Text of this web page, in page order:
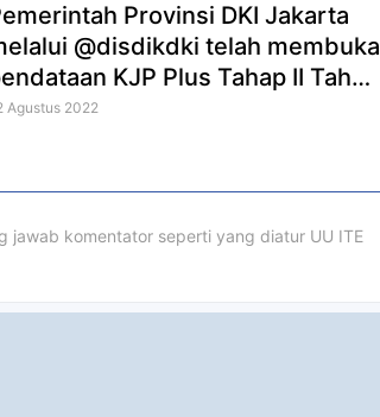
Provinsi DKI Jakarta
@disdikdki telah membuka
KJP Plus Tahap II Tahun
Yuk, cek infografik berikut
Agustus 2022
jawab komentator seperti yang diatur UU ITE